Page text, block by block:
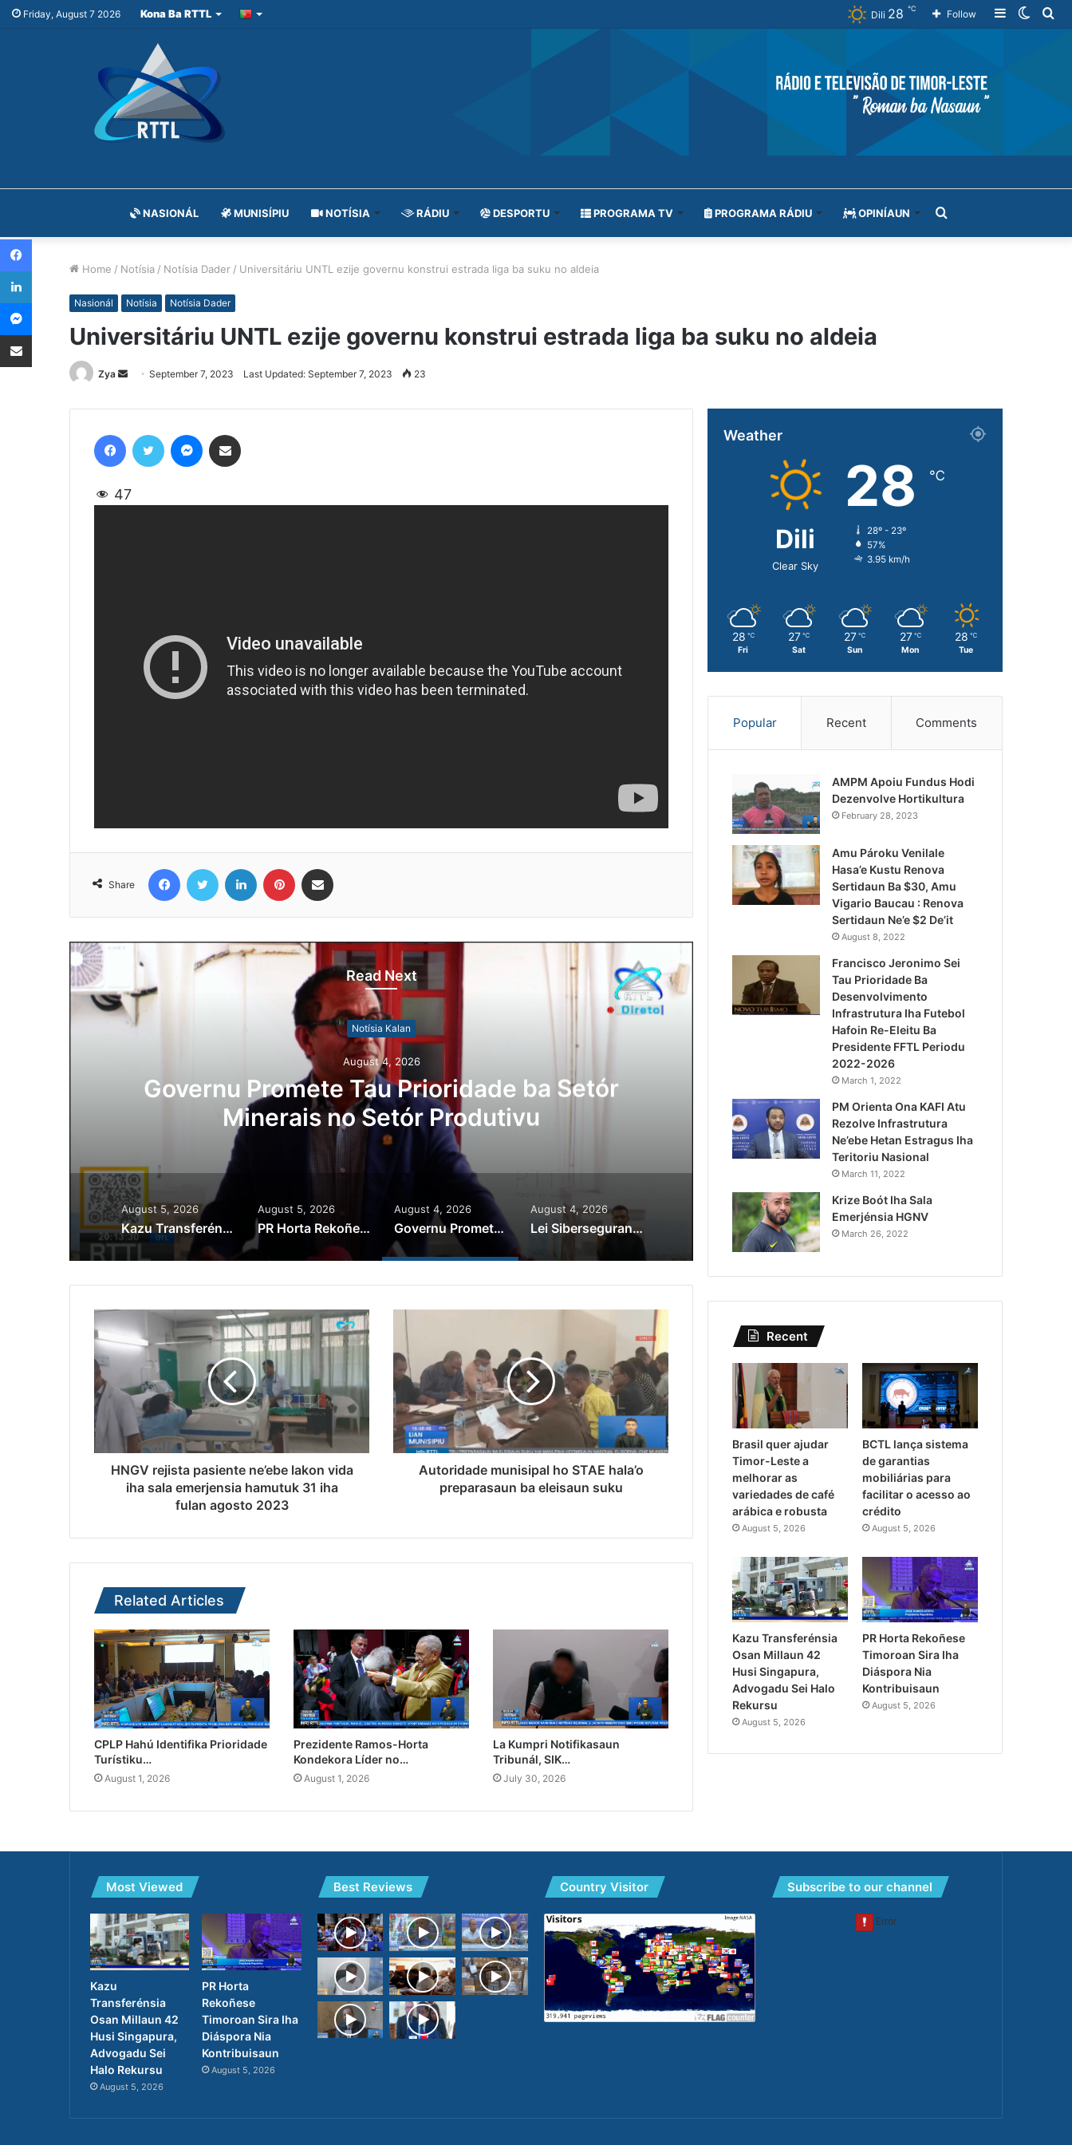
Friday, August 7 2026 Kona Ba RTTL
Switch
Sidebar
Follow
Dili 28 ℃
NASIONÁL MUNISÍPIU NOTÍSIA RÁDIU DESPORTU PROGRAMA TV PROGRAMA RÁDIU OPINÍAUN
Home / Notísia / Notísia Dader / Universitáriu UNTL ezije governu konstrui estrada liga ba suku no aldeia
Nasionál Notísia Notísia Dader
Universitáriu UNTL ezije governu konstrui estrada liga ba suku no aldeia
Zya
Send
email
September 7, 2023 Last Updated: September 7, 2023 23
47
Share
Read Next
Notísia Kalan
August 4, 2026
Lei Siberseguransa Ajuda Autoridade Polisiál
Kaptura Autór Kriminozu ho Paradeiru Iha
Estranjeiru
Kazu Transferénsia
Singapura, Advogadu
August 5, 2026
Kazu Transferénsia Osan Millaun 42 Husi Singapura, Advogadu Sei Halo Rekursu
August 5, 2026
PR Horta Rekoñese Timoroan Sira Iha Diáspora Nia Kontribuisaun
August 4, 2026
Governu Promete Tau Prioridade ba Setór Minerais no Setór Produtivu
August 4, 2026
Lei Siberseguransa Ajuda Autoridade Polisiál Kaptura Autór Kriminozu ho Paradeiru Iha Estranjeiru
HNGV rejista pasiente ne’ebe lakon vida
iha sala emerjensia hamutuk 31 iha
fulan agosto 2023
Autoridade munisipal ho STAE hala’o
preparasaun ba eleisaun suku
Related Articles
CPLP Hahú Identifika Prioridade
Turístiku…
August 1, 2026
Prezidente Ramos-Horta
Kondekora Líder no…
August 1, 2026
La Kumpri Notifikasaun
Tribunál, SIK…
July 30, 2026
Weather
Dili
Clear Sky
28 ℃
28º - 23º
57%
3.95 km/h
28 ℃
Fri
27 ℃
Sat
27 ℃
Sun
27 ℃
Mon
28 ℃
Tue
Popular Recent Comments
AMPM Apoiu Fundus Hodi
Dezenvolve Hortikultura
February 28, 2023
Amu Pároku Venilale
Hasa’e Kustu Renova
Sertidaun Ba $30, Amu
Vigario Baucau : Renova
Sertidaun Ne’e $2 De’it
August 8, 2022
Francisco Jeronimo Sei
Tau Prioridade Ba
Desenvolvimento
Infrastrutura Iha Futebol
Hafoin Re-Eleitu Ba
Presidente FFTL Periodu
2022-2026
March 1, 2022
PM Orienta Ona KAFI Atu
Rezolve Infrastrutura
Ne’ebe Hetan Estragus Iha
Teritoriu Nasional
March 11, 2022
Krize Boót Iha Sala
Emerjénsia HGNV
March 26, 2022
Recent
Brasil quer ajudar
Timor-Leste a
melhorar as
variedades de café
arábica e robusta
August 5, 2026
BCTL lança sistema
de garantias
mobiliárias para
facilitar o acesso ao
crédito
August 5, 2026
Kazu Transferénsia
Osan Millaun 42
Husi Singapura,
Advogadu Sei Halo
Rekursu
August 5, 2026
PR Horta Rekoñese
Timoroan Sira Iha
Diáspora Nia
Kontribuisaun
August 5, 2026
Most Viewed
Kazu
Transferénsia
Osan Millaun 42
Husi Singapura,
Advogadu Sei
Halo Rekursu
August 5, 2026
PR Horta
Rekoñese
Timoroan Sira Iha
Diáspora Nia
Kontribuisaun
August 5, 2026
Best Reviews Country Visitor Subscribe to our channel
Facebook
LinkedIn
Messenger